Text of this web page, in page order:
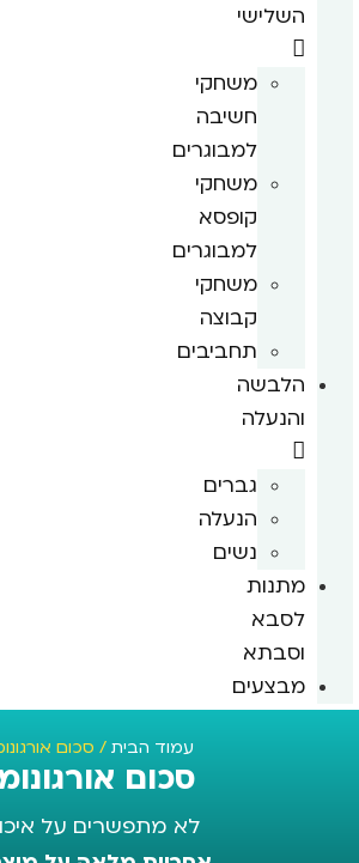
השלישי
משחקי
חשיבה
למבוגרים
משחקי
קופסא
למבוגרים
משחקי
קבוצה
תחביבים
הלבשה
והנעלה
גברים
הנעלה
נשים
מתנות
לסבא
וסבתא
מבצעים
עמוד הבית / סכום
סכום
לא מתפשרים על